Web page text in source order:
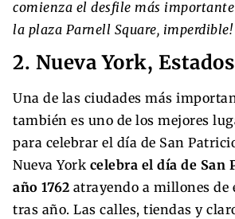
comienza el desfile más
la plaza Parnell Square, imperdible!
2. Nueva York,
Una de las ciudades más
también es uno de los mejores
para celebrar el día de San
Nueva York celebra el día de San
año 1762 atrayendo a millones de
tras año. Las calles, tiendas y